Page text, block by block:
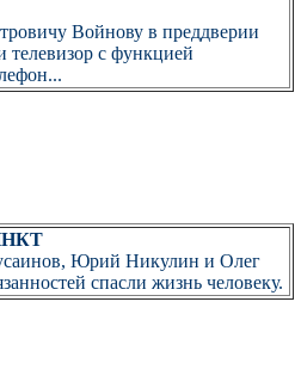
Войнову в преддверии
с функцией
Юрий Никулин и Олег
спасли жизнь человеку.